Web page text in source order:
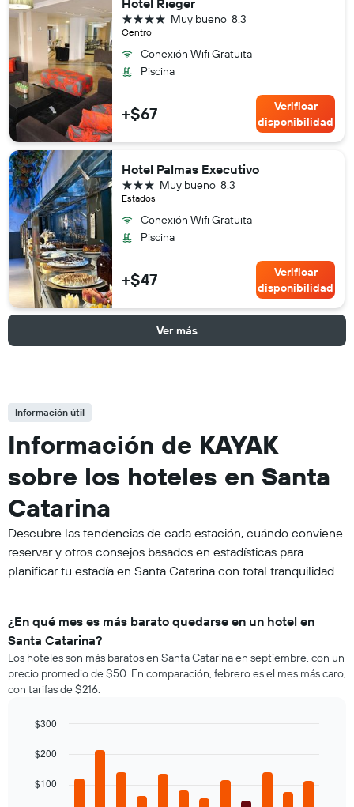
Centro
8.3
Muy bueno
4 estrellas
Conexión Wifi Gratuita
Piscina
+$67
Verificar
disponibilidad
Hotel Palmas Executivo
Estados
8.3
Muy bueno
3 estrellas
Conexión Wifi Gratuita
Piscina
+$47
Verificar
disponibilidad
Ver más
Información útil
Información de KAYAK
sobre los hoteles en Santa
Catarina
Descubre las tendencias de cada estación, cuándo conviene
reservar y otros consejos basados en estadísticas para
planificar tu estadía en Santa Catarina con total tranquilidad.
¿En qué mes es más barato quedarse en un hotel en
Santa Catarina?
Los hoteles son más baratos en Santa Catarina en septiembre, con un
precio promedio de $50. En comparación, febrero es el mes más caro,
con tarifas de $216.
chart
12
bars.
graphic.
$100
$200
$300